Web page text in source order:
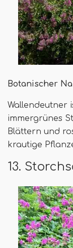
Botanischer
Wallendeutner
immergrünes
Blättern und
krautige
13.